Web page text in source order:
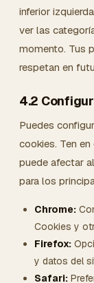
inferior
ver las
momento. Tus
respetan en
4.2
Puedes
cookies. Ten
puede afectar
para los
Chrome:
Cookies y
Firefox:
y datos del
Safari: